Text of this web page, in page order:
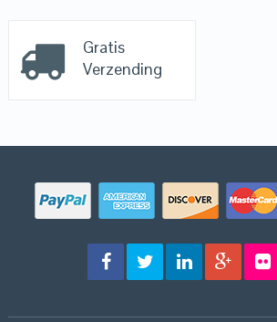
Gratis
Verzending